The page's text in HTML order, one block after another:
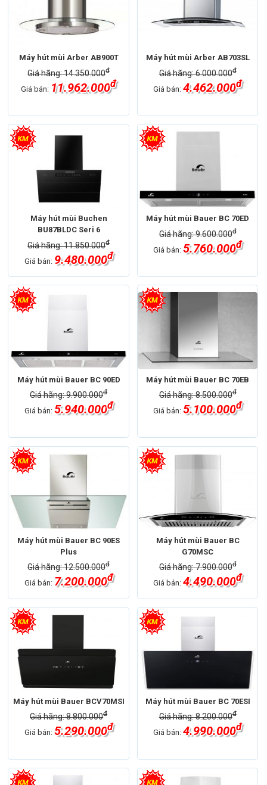
Máy hút mùi Arber AB900T
Giá hãng: 14.350.000đ
Giá bán: 11.962.000đ
Máy hút mùi Arber AB703SL
Giá hãng: 6.000.000đ
Giá bán:4.462.000đ
Máy hút mùi Buchen
BU87BLDC Seri 6
Giá hãng: 11.850.000đ
Giá bán: 9.480.000đ
Máy hút mùi Bauer BC 70ED
Giá hãng: 9.600.000đ
Giá bán:5.760.000đ
Máy hút mùi Bauer BC 90ED
Giá hãng: 9.900.000đ
Giá bán: 5.940.000đ
Máy hút mùi Bauer BC 70EB
Giá hãng: 8.500.000đ
Giá bán:5.100.000đ
Máy hút mùi Bauer BC 90ES
Plus
Giá hãng: 12.500.000đ
Giá bán: 7.200.000đ
Máy hút mùi Bauer BC
G70MSC
Giá hãng: 7.900.000đ
Giá bán:4.490.000đ
Máy hút mùi Bauer BCV70MSI
Giá hãng: 8.800.000đ
Giá bán: 5.290.000đ
Máy hút mùi Bauer BC 70ESI
Giá hãng: 8.200.000đ
Giá bán:4.990.000đ